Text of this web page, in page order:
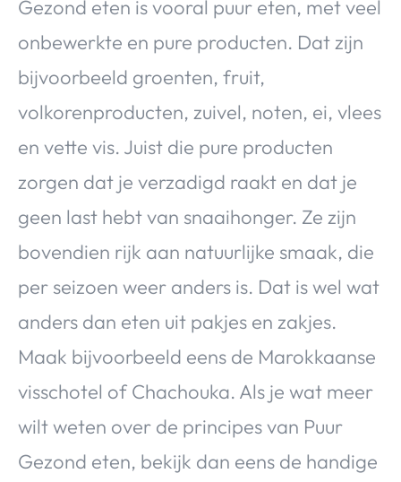
Gezond eten is vooral puur eten, met veel
onbewerkte en pure producten. Dat zijn
bijvoorbeeld groenten, fruit,
volkorenproducten, zuivel, noten, ei, vlees
en vette vis. Juist die pure producten
zorgen dat je verzadigd raakt en dat je
geen last hebt van snaaihonger. Ze zijn
bovendien rijk aan natuurlijke smaak, die
per seizoen weer anders is. Dat is wel wat
anders dan eten uit pakjes en zakjes.
Maak bijvoorbeeld eens de Marokkaanse
visschotel of Chachouka. Als je wat meer
wilt weten over de principes van Puur
Gezond eten, bekijk dan eens de handige